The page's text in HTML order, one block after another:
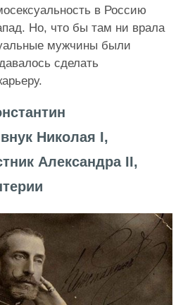
в Россию
Но, что бы там ни врала
мужчины были
сделать
Николая I,
Александра II,